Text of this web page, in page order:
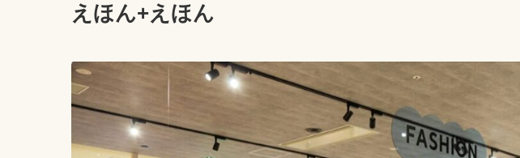
えほん+えほん